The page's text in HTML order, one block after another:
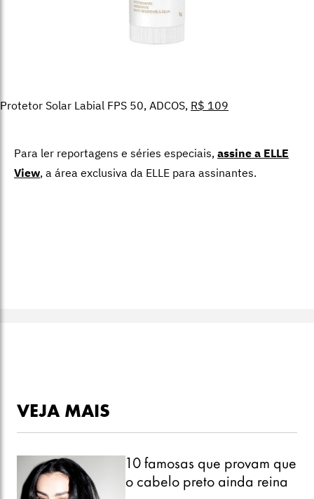
Protetor Solar Labial FPS 50, ADCOS, R$ 109
Para ler reportagens e séries especiais, assine a ELLE
View, a área exclusiva da ELLE para assinantes.
VEJA MAIS
10 famosas que provam que
o cabelo preto ainda reina